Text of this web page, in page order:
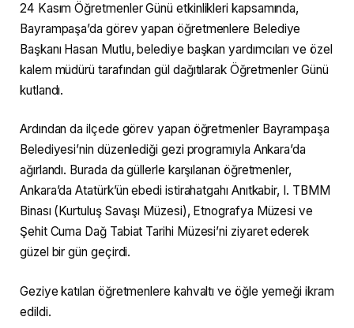
24 Kasım Öğretmenler Günü etkinlikleri kapsamında,
Bayrampaşa’da görev yapan öğretmenlere Belediye
Başkanı Hasan Mutlu, belediye başkan yardımcıları ve özel
kalem müdürü tarafından gül dağıtılarak Öğretmenler Günü
kutlandı.
Ardından da ilçede görev yapan öğretmenler Bayrampaşa
Belediyesi’nin düzenlediği gezi programıyla Ankara’da
ağırlandı. Burada da güllerle karşılanan öğretmenler,
Ankara’da Atatürk’ün ebedi istirahatgahı Anıtkabir, I. TBMM
Binası (Kurtuluş Savaşı Müzesi), Etnografya Müzesi ve
Şehit Cuma Dağ Tabiat Tarihi Müzesi’ni ziyaret ederek
güzel bir gün geçirdi.
Geziye katılan öğretmenlere kahvaltı ve öğle yemeği ikram
edildi.